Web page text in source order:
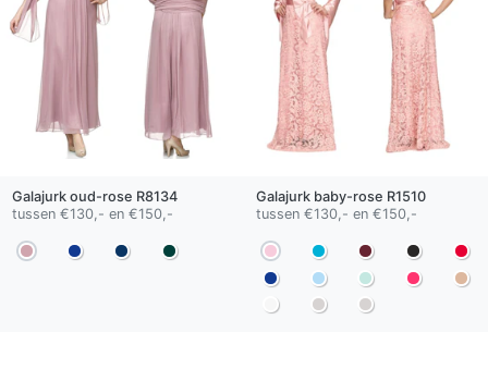
Galajurk oud-rose R8134
tussen €130,- en €150,-
Galajurk baby-rose R1510
tussen €130,- en €150,-